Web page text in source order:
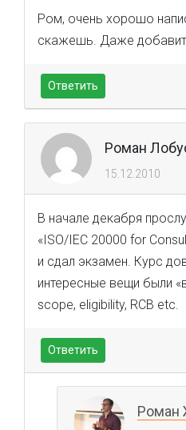
Ром, очень хорошо
скажешь. Даже
Ответить
Роман
15.12.2010
В начале декабря
«ISO/IEC 20000 for
и сдал экзамен. Курс
интересные вещи были
scope, eligibility, RCB etc.
Ответить
Роман